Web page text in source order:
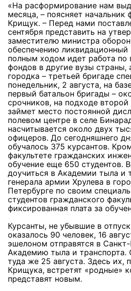
«На расформирование нам
месяца, – поясняет начальник
Крищук. – Перед нами
сентября представить на
заместителю министра
обеспечению ликвидационный
полным ходом идет работа по
фондов в другие вузы страны,
городка – третьей бригаде
понедельник, 2 августа, на
первый батальон бригады –
срочников, на подходе
займет место постоянной
полевом центре в селе
насчитывается около двух
офицеров. До сегодняшнего
обучалось 375 курсантов.
факультете гражданских
обучение еще 650 студентов.
доучиться в Академии тыла и
генерала армии Хрулева в
Петербурге по своим
студентов гражданского
фиксированная плата за
Курсанты, не убывшие в
оказалось 90 человек, 16
эшелоном отправятся в
Академию тыла и транспорта.
туда же 25 августа. Здесь их,
Крищука, встретят «родные»
представят новым.